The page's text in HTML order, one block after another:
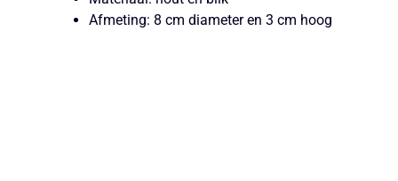
Afmeting: 8 cm diameter en 3 cm hoog